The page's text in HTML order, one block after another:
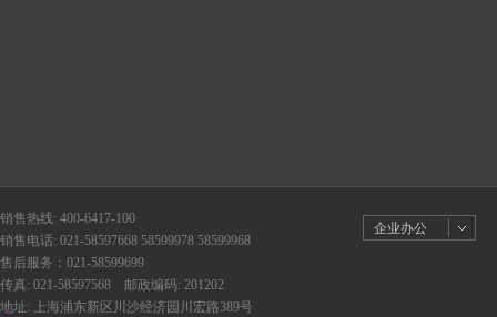
销售热线: 400-6417-100
销售电话: 021-58597668 58599978 58599968
售后服务：021-58599699
传真: 021-58597568 邮政编码: 201202
地址: 上海浦东新区川沙经济园川宏路389号
企业办公